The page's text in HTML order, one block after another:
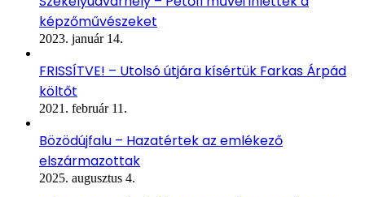
képzőművészeket
2023. január 14.
FRISSÍTVE! – Utolsó útjára kísértük Farkas Árpád
költőt
2021. február 11.
Bözödújfalu – Hazatértek az emlékező
elszármazottak
2025. augusztus 4.